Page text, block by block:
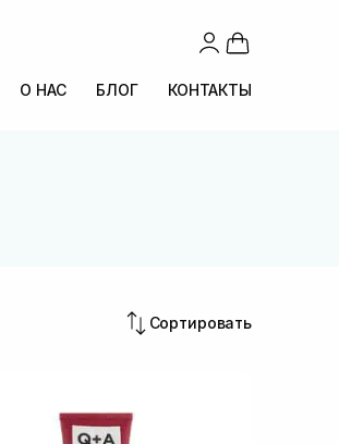
О НАС БЛОГ КОНТАКТЫ
Сортировать